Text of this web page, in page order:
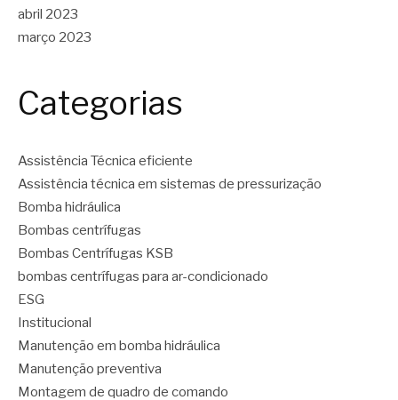
abril 2023
março 2023
Categorias
Assistência Técnica eficiente
Assistência técnica em sistemas de pressurização
Bomba hidráulica
Bombas centrífugas
Bombas Centrífugas KSB
bombas centrífugas para ar-condicionado
ESG
Institucional
Manutenção em bomba hidráulica
Manutenção preventiva
Montagem de quadro de comando